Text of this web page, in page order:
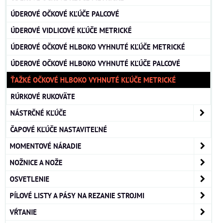
ÚDEROVÉ OČKOVÉ KĽÚČE PALCOVÉ
ÚDEROVÉ VIDLICOVÉ KĽÚČE METRICKÉ
ÚDEROVÉ OČKOVÉ HLBOKO VYHNUTÉ KĽÚČE METRICKÉ
ÚDEROVÉ OČKOVÉ HLBOKO VYHNUTÉ KĽÚČE PALCOVÉ
ŤAŽKÉ OČKOVÉ HLBOKO VYHNUTÉ KĽÚČE METRICKÉ
RÚRKOVÉ RUKOVÄTE
NÁSTRČNÉ KĽÚČE
ČAPOVÉ KĽÚČE NASTAVITEĽNÉ
MOMENTOVÉ NÁRADIE
NOŽNICE A NOŽE
OSVETLENIE
PÍLOVÉ LISTY A PÁSY NA REZANIE STROJMI
VŔTANIE